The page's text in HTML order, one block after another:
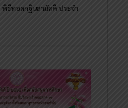
พิธีทอดกฐินสามัคคี ประจำ